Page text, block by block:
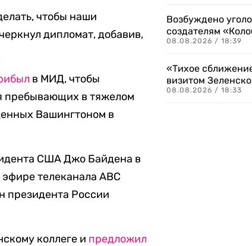
чтобы наши
дипломат, добавив,
в МИД, чтобы
пребывающих в тяжелом
Вашингтоном в
США Джо Байдена в
телеканала ABC
президента России
коллеге и предложил
Возбуждено
создателям
08.08.2026 / 18:39
«Тихое
визитом
08.08.2026 / 18:33